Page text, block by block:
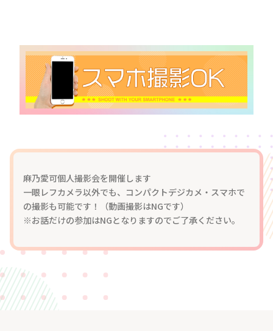
麻乃愛可個人撮影会を開催します
一眼レフカメラ以外でも、コンパクトデジカメ・スマホで
の撮影も可能です！（動画撮影はNGです）
※お話だけの参加はNGとなりますのでご了承ください。